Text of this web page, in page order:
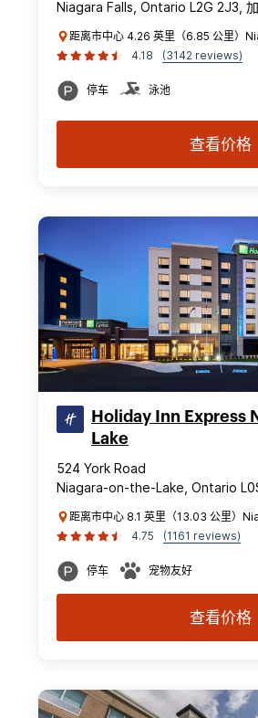
Niagara Falls, Ontario L2G 2J3,
距离市中心 4.26 英里（6.85 公里）
4.18
(3142 reviews)
停车 泳池
查看价格
Holiday Inn Express
Lake
524 York Road
Niagara-on-the-Lake, Ontario
距离市中心 8.1 英里（13.03 公里）
4.75
(1161 reviews)
停车 宠物友好
查看价格